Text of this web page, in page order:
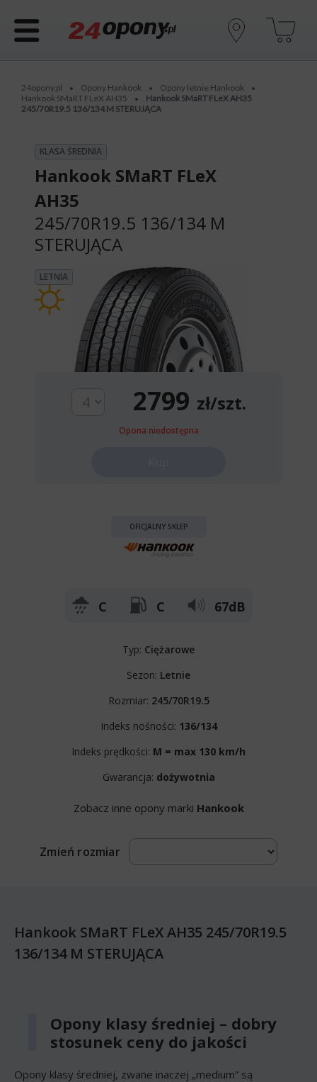
24opony.pl • Opony Hankook • Opony letnie Hankook •
Hankook SMaRT FLeX AH35 •
Hankook SMaRT FLeX AH35
245/70R19.5 136/134 M STERUJĄCA
KLASA ŚREDNIA
Hankook SMaRT FLeX
AH35
245/70R19.5 136/134 M
STERUJĄCA
LETNIA
2799 zł/szt.
Opona niedostępna
OFICJALNY SKLEP
C C 67dB
Typ: Ciężarowe
Sezon: Letnie
Rozmiar: 245/70R19.5
Indeks nośności: 136/134
Indeks prędkości: M = max 130 km/h
Gwarancja: dożywotnia
Zobacz inne opony marki Hankook
Zmień rozmiar
Hankook SMaRT FLeX AH35 245/70R19.5
136/134 M STERUJĄCA
Opony klasy średniej – dobry
stosunek ceny do jakości
Opony klasy średniej, zwane inaczej „medium” są